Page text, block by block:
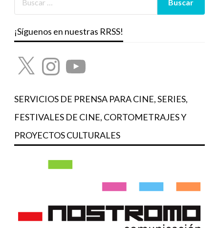
¡Síguenos en nuestras RRSS!
X InstagramYouTube
SERVICIOS DE PRENSA PARA CINE, SERIES,
FESTIVALES DE CINE, CORTOMETRAJES Y
PROYECTOS CULTURALES